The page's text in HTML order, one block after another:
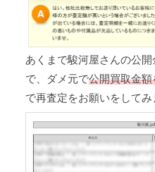
あくまで駿河屋さんの公
で、ダメ元で公開買取金
で再査定をお願いをしてみ